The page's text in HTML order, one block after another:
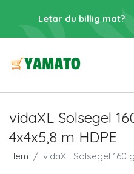
Letar du billig mat?
vidaXL Solsegel
4x4x5,8 m HDPE
Hem vidaXL Solsegel 160